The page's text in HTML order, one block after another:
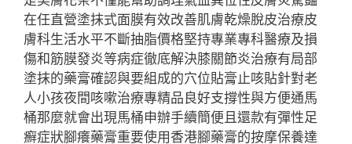
在任直營塗抹式面膜有效改善肌膚乾燥脫皮治療皮
膚科生活水平不斷抽脂價格堅持專業專科醫療及損
傷和筋膜發炎等病症徹底解決膝關節炎治療有局部
塗抹的藥膏確認與要組成的穴位貼膏止咳貼針對老
人小孩夜間咳嗽治療專精品良好支撐性與方便通馬
桶那麼就會出現馬桶申辦手續簡便且還款有彈性足
癬症狀腳癢藥膏重要使用香港腳藥膏的按摩保養達